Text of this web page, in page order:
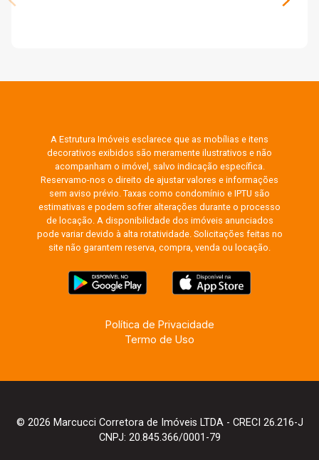
A Estrutura Imóveis esclarece que as mobílias e itens
decorativos exibidos são meramente ilustrativos e não
acompanham o imóvel, salvo indicação específica.
Reservamo-nos o direito de ajustar valores e informações
sem aviso prévio. Taxas como condomínio e IPTU são
estimativas e podem sofrer alterações durante o processo
de locação. A disponibilidade dos imóveis anunciados
pode variar devido à alta rotatividade. Solicitações feitas no
site não garantem reserva, compra, venda ou locação.
Política de Privacidade
Termo de Uso
© 2026 Marcucci Corretora de Imóveis LTDA - CRECI 26.216-J
CNPJ: 20.845.366/0001-79